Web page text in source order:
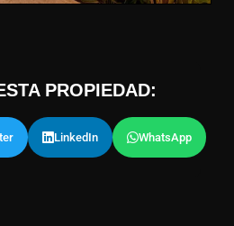
PROPIEDAD:
LinkedIn WhatsApp